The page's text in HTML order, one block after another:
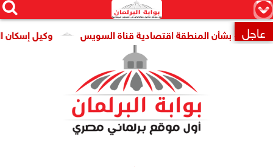
×


 عاجل وكيل إسكان النواب: بشأن المنطقة اقتصادية قناة السويس